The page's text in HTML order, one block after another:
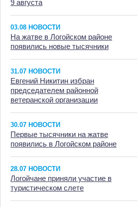
9 августа
03.08 НОВОСТИ
На жатве в Логойском районе
появились новые тысячники
31.07 НОВОСТИ
Евгений Никитин избран
председателем районной
ветеранской организации
30.07 НОВОСТИ
Первые тысячники на жатве
появились в Логойском районе
28.07 НОВОСТИ
Логойчане приняли участие в
туристическом слете